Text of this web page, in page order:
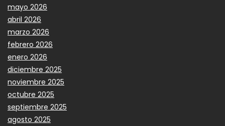
mayo 2026
abril 2026
marzo 2026
febrero 2026
enero 2026
diciembre 2025
noviembre 2025
octubre 2025
septiembre 2025
agosto 2025